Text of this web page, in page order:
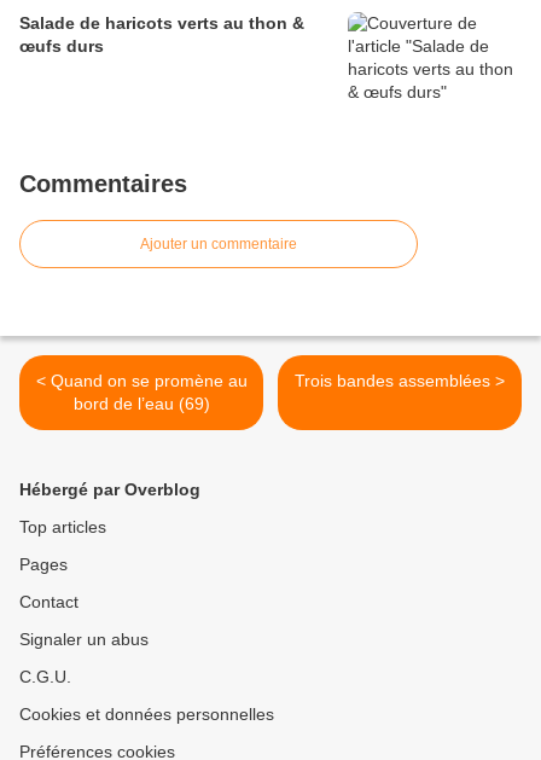
Salade de haricots verts au thon &
œufs durs
Commentaires
Ajouter un commentaire
< Quand on se promène au
bord de l’eau (69)
Trois bandes assemblées >
Hébergé par Overblog
Top articles
Pages
Contact
Signaler un abus
C.G.U.
Cookies et données personnelles
Préférences cookies